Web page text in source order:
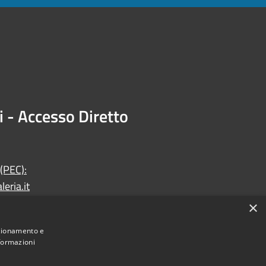
Accesso Diretto
×
e